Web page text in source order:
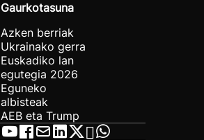
Gaurkotasuna
Azken berriak
Ukrainako gerra
Euskadiko lan
egutegia 2026
Eguneko
albisteak
AEB eta Trump